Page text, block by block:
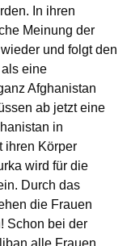
In ihren
Meinung der
und folgt den
eine
Afghanistan
ab jetzt eine
in
ihren Körper
wird für die
Durch das
die Frauen
Schon bei der